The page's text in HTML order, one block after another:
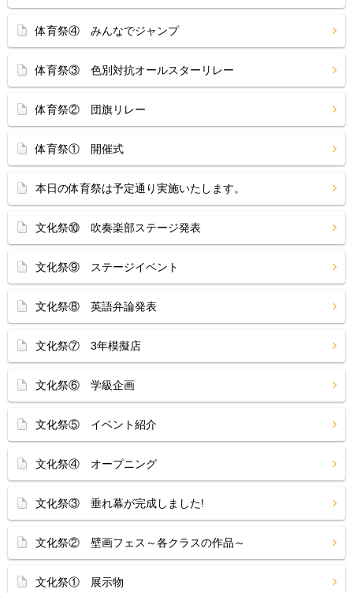
体育祭④ みんなでジャンプ
体育祭③ 色別対抗オールスターリレー
体育祭② 団旗リレー
体育祭① 開催式
本日の体育祭は予定通り実施いたします。
文化祭⑩ 吹奏楽部ステージ発表
文化祭⑨ ステージイベント
文化祭⑧ 英語弁論発表
文化祭⑦ 3年模擬店
文化祭⑥ 学級企画
文化祭⑤ イベント紹介
文化祭④ オープニング
文化祭③ 垂れ幕が完成しました!
文化祭② 壁画フェス～各クラスの作品～
文化祭① 展示物